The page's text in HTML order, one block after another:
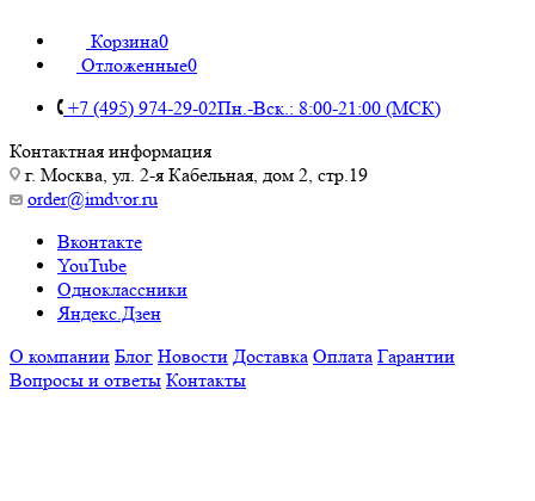
Корзина0
Отложенные0
+7 (495) 974-29-02Пн.-Вск.: 8:00-21:00 (МСК)
Контактная информация
г. Москва, ул. 2-я Кабельная, дом 2, стр.19
order@imdvor.ru
Вконтакте
YouTube
Одноклассники
Яндекс.Дзен
О компании Блог Новости Доставка Оплата Гарантии
Вопросы и ответы Контакты